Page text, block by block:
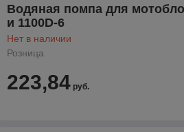
Водяная помпа для
и 1100D-6
Нет в наличии
Розница
223,84 руб.